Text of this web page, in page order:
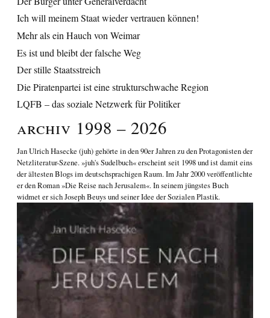
Ich will meinem Staat wieder vertrauen können!
Mehr als ein Hauch von Weimar
Es ist und bleibt der falsche Weg
Der stille Staatsstreich
Die Piratenpartei ist eine strukturschwache Region
LQFB – das soziale Netzwerk für Politiker
Archiv 1998 – 2026
Jan Ulrich Hasecke (juh) gehörte in den 90er Jahren zu den Protagonisten der
Netzliteratur-Szene. »juh's Sudelbuch« erscheint seit 1998 und ist damit eins
der ältesten Blogs im deutschsprachigen Raum. Im Jahr 2000 veröffentlichte
er den Roman»Die Reise nach Jerusalem«. In seinem jüngstes Buch
widmet er sichJoseph Beuys und seiner Idee der Sozialen Plastik.